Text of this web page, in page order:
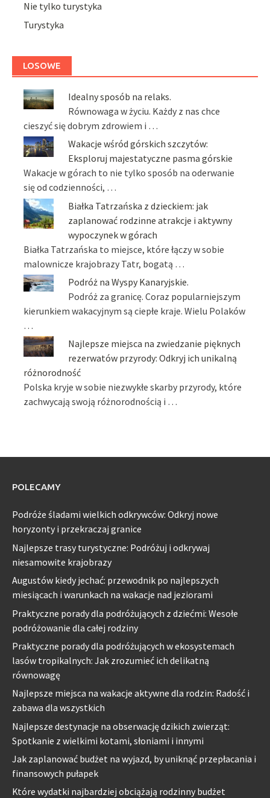
Nie tylko turystyka
Turystyka
LOSOWE
Idealny sposób na relaks.
Równowaga w życiu. Każdy z nas chce
cieszyć się dobrym zdrowiem i …
Wakacje wśród górskich szczytów:
Eksploruj majestatyczne pasma górskie
Wakacje w górach to nie tylko sposób na oderwanie
się od codzienności, …
Białka Tatrzańska z dzieckiem: jak
zaplanować rodzinne atrakcje i aktywny
wypoczynek w górach
Białka Tatrzańska to miejsce, które łączy w sobie
malownicze krajobrazy Tatr, bogatą …
Podróż na Wyspy Kanaryjskie.
Podróż za granicę. Coraz popularniejszym
kierunkiem wakacyjnym są ciepłe kraje. Wielu Polaków
…
Najlepsze miejsca na zwiedzanie pięknych
rezerwatów przyrody: Odkryj ich unikalną
różnorodność
Polska kryje w sobie niezwykłe skarby przyrody, które
zachwycają swoją różnorodnością i …
POLECAMY
Podróże śladami wielkich odkrywców: Odkryj nowe
horyzonty i przekraczaj granice
Najlepsze trasy turystyczne: Podróżuj i odkrywaj
niesamowite krajobrazy
Augustów kiedy jechać: przewodnik po najlepszych
miesiącach i warunkach na wakacje nad jeziorami
Praktyczne porady dla podróżujących z dziećmi: Wesołe
podróżowanie dla całej rodziny
Praktyczne porady dla podróżujących w ekosystemach
lasów tropikalnych: Jak zrozumieć ich delikatną
równowagę
Najlepsze miejsca na wakacje aktywne dla rodzin: Radość i
zabawa dla wszystkich
Najlepsze destynacje na obserwację dzikich zwierząt:
Spotkanie z wielkimi kotami, słoniami i innymi
Jak zaplanować budżet na wyjazd, by uniknąć przepłacania i
finansowych pułapek
Które wydatki najbardziej obciążają rodzinny budżet